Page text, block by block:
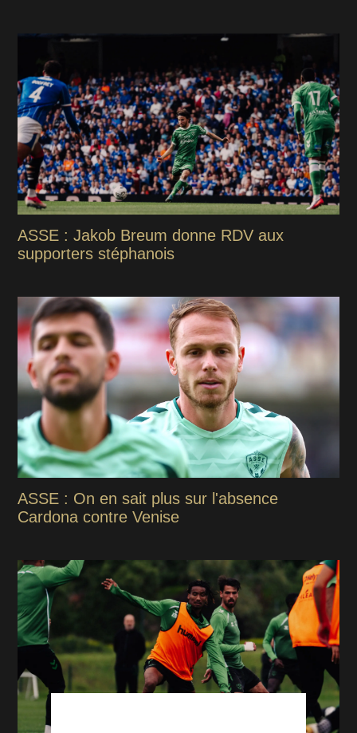
ASSE : Jakob Breum donne RDV aux
supporters stéphanois
ASSE : On en sait plus sur l'absence
Cardona contre Venise